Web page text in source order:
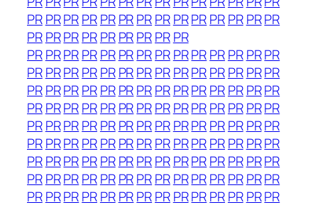
PRPRPRPRPR PRPRPRPRPRPRPR PRPR
PRPRPRPRPR PRPRPRPR
PRPRPRPRPR PRPRPRPRPRPRPR PRPR
PRPRPRPRPR PRPRPRPRPRPRPR PRPR
PRPRPRPRPR PRPRPRPRPRPRPR PRPR
PRPRPRPRPR PRPRPRPRPRPRPR PRPR
PRPRPRPRPR PRPRPRPRPRPRPR PRPR
PRPRPRPRPR PRPRPRPRPRPRPR PRPR
PRPRPRPRPR PRPRPRPRPRPRPR PRPR
PRPRPRPRPR PRPRPRPRPRPRPR PRPR
PRPRPRPRPR PRPRPRPRPRPRPR PRPR